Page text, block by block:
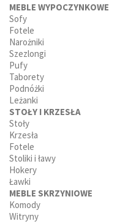
MEBLE WYPOCZYNKOWE
Sofy
Fotele
Narożniki
Szezlongi
Pufy
Taborety
Podnóżki
Leżanki
STOŁY I KRZESŁA
Stoły
Krzesła
Fotele
Stoliki i ławy
Hokery
Ławki
MEBLE SKRZYNIOWE
Komody
Witryny